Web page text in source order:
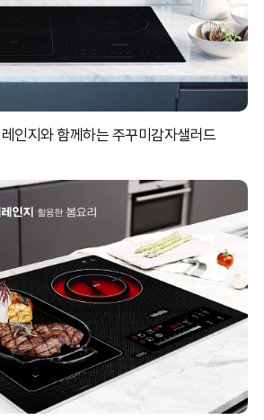
인지와 함께하는 주꾸미감자샐러드